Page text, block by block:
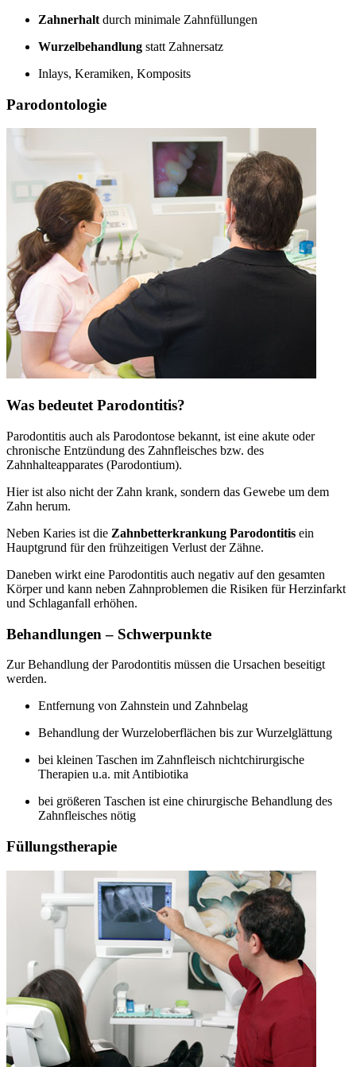
Zahnerhalt durch minimale Zahnfüllungen
Wurzelbehandlung statt Zahnersatz
Inlays, Keramiken, Komposits
Parodontologie
Was bedeutet Parodontitis?
Parodontitis auch als Parodontose bekannt, ist eine akute oder
chronische Entzündung des Zahnfleisches bzw. des
Zahnhalteapparates (Parodontium).
Hier ist also nicht der Zahn krank, sondern das Gewebe um dem
Zahn herum.
Neben Karies ist die Zahnbetterkrankung Parodontitis ein
Hauptgrund für den frühzeitigen Verlust der Zähne.
Daneben wirkt eine Parodontitis auch negativ auf den gesamten
Körper und kann neben Zahnproblemen die Risiken für Herzinfarkt
und Schlaganfall erhöhen.
Behandlungen – Schwerpunkte
Zur Behandlung der Parodontitis müssen die Ursachen beseitigt
werden.
Entfernung von Zahnstein und Zahnbelag
Behandlung der Wurzeloberflächen bis zur Wurzelglättung
bei kleinen Taschen im Zahnfleisch nichtchirurgische
Therapien u.a. mit Antibiotika
bei größeren Taschen ist eine chirurgische Behandlung des
Zahnfleisches nötig
Füllungstherapie